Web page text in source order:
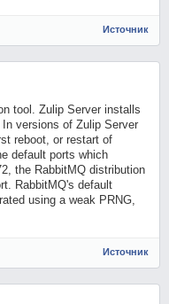
Источник
tool. Zulip Server installs
versions of Zulip Server
reboot, or restart of
default ports which
the RabbitMQ distribution
RabbitMQ's default
using a weak PRNG,
Источник